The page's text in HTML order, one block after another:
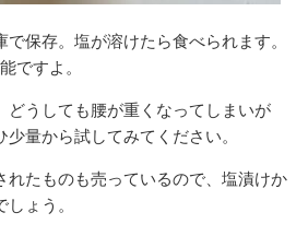
保存。塩が溶けたら食べられます。
ですよ。
どうしても腰が重くなってしまいが
量から試してみてください。
れたものも売っているので、塩漬けか
ょう。